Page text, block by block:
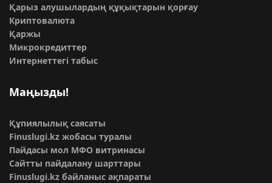
Қарыз алушылардың құқықтарын қорғау
Криптовалюта
Қаржы
Микрокредиттер
Интернеттегі табыс
Маңызды!
Құпиялылық саясаты
Finuslugi.kz жобасы туралы
Пайдасы мол МФО витринасы
Сайтты пайдалану шарттары
Finuslugi.kz байланыс ақпараты